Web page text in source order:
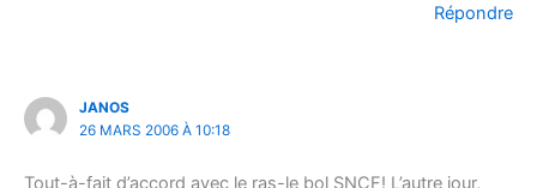
Répondre
JANOS
26 MARS 2006 À 10:18
Tout-à-fait d’accord avec le ras-le bol SNCF! L’autre jour,